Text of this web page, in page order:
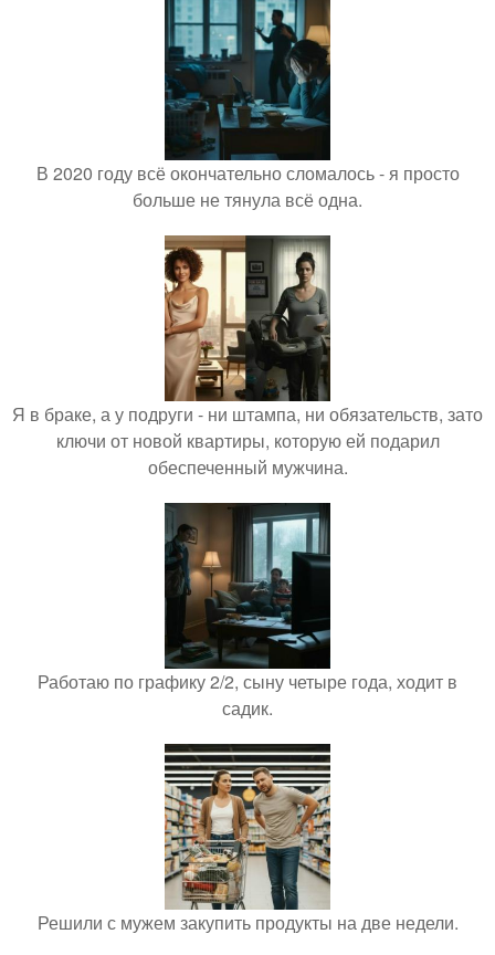
В 2020 году всё окончательно сломалось - я просто
больше не тянула всё одна.
Я в браке, а у подруги - ни штампа, ни обязательств, зато
ключи от новой квартиры, которую ей подарил
обеспеченный мужчина.
Работаю по графику 2/2, сыну четыре года, ходит в
садик.
Решили с мужем закупить продукты на две недели.